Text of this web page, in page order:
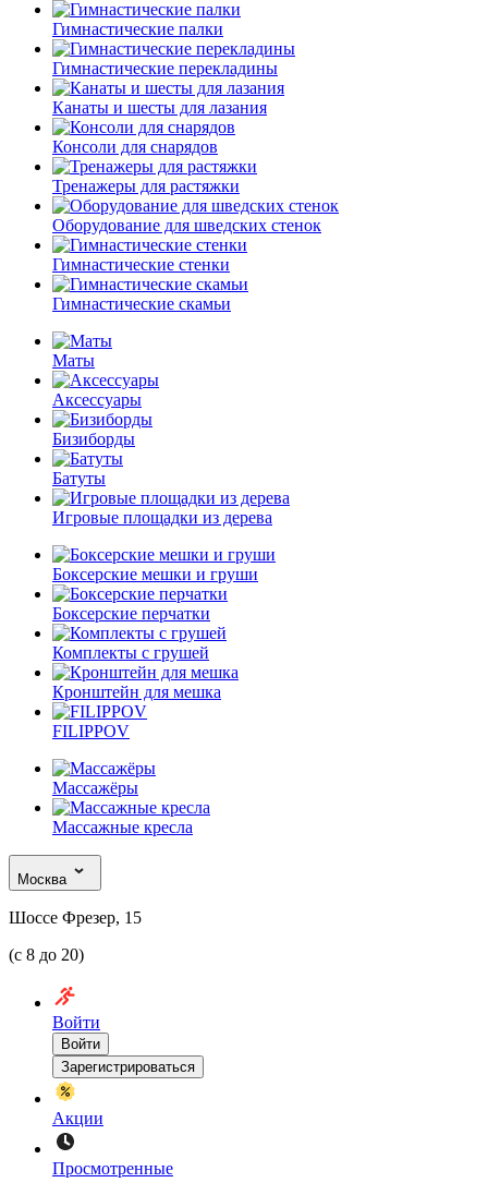
Гимнастические палки
Гимнастические перекладины
Канаты и шесты для лазания
Консоли для снарядов
Тренажеры для растяжки
Оборудование для шведских стенок
Гимнастические стенки
Гимнастические скамьи
Маты
Аксессуары
Бизиборды
Батуты
Игровые площадки из дерева
Боксерские мешки и груши
Боксерские перчатки
Комплекты с грушей
Кронштейн для мешка
FILIPPOV
Массажёры
Массажные кресла
Москва
Шоссе Фрезер, 15
(с 8 до 20)
Войти
Войти
Зарегистрироваться
Акции
Просмотренные